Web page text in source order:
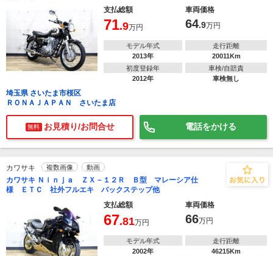
支払総額
車両価格
71.9万円 64.9万円
モデル年式
2013年
走行距離
20011Km
初度登録年
2012年
車検/自賠責
車検無し
埼玉県 さいたま市桜区
ＲＯＮＡＪＡＰＡＮ さいたま店
無料 お見積り/お問合せ 電話をかける
カワサキ 複数画像 動画
カワサキ Ｎｉｎｊａ ＺＸ－１２Ｒ Ｂ型 マレーシア仕
様 ＥＴＣ 社外フルエキ バックステップ他
支払総額
車両価格
67.81万円 66万円
モデル年式
2002年
走行距離
46215Km